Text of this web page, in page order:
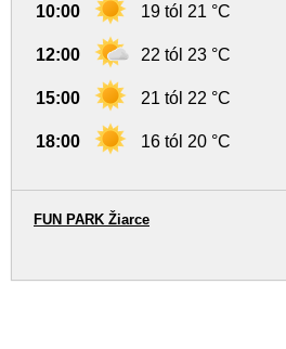
10:00 19 tól 21 °C
12:00 22 tól 23 °C
15:00 21 tól 22 °C
18:00 16 tól 20 °C
FUN PARK Žiarce